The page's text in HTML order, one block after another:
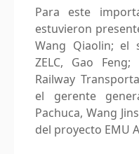
Para este
estuvieron
Wang Qiaolin; el
ZELC, Gao
Railway
el gerente
Pachuca, Wang
del proyecto EMU